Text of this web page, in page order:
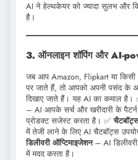
AI ने हेल्थकेयर को ज्यादा सुलभ और
है।
3. ऑनलाइन शॉपिंग और AI-
जब आप Amazon, Flipkart या
पर जाते हैं, तो आपको अपनी पसंद के
दिखाए जाते हैं। यह AI का कमाल है।
– AI आपके सर्च और खरीदारी के
प्रोडक्ट सजेस्ट करता है। ✅
में तेजी लाने के लिए AI चैटबॉट्स
डिलीवरी ऑप्टिमाइजेशन– AI
में मदद करता है।